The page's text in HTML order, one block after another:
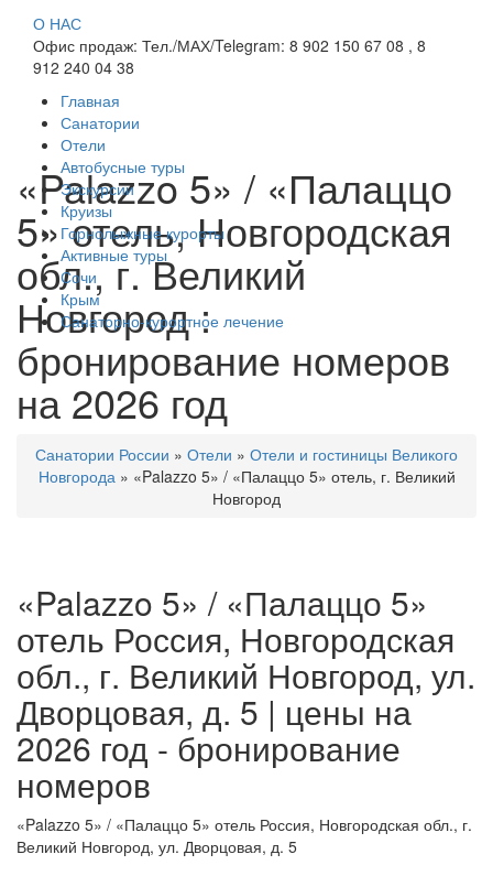
О НАС
Офис продаж: Тел./МАХ/Telegram: 8 902 150 67 08 , 8
912 240 04 38
Главная
Санатории
Отели
Автобусные туры
Экскурсии
Круизы
Горнолыжные курорты
Активные туры
Сочи
Крым
Санаторно-курортное лечение
«Palazzo 5» / «Палаццо
5» отель, Новгородская
обл., г. Великий
Новгород :
бронирование номеров
на 2026 год
Санатории России » Отели » Отели и гостиницы Великого
Новгорода» «Palazzo 5» / «Палаццо 5» отель, г. Великий
Новгород
«Palazzo 5» / «Палаццо 5»
отель Россия, Новгородская
обл., г. Великий Новгород, ул.
Дворцовая, д. 5 | цены на
2026 год - бронирование
номеров
«Palazzo 5» / «Палаццо 5» отель Россия, Новгородская обл., г.
Великий Новгород, ул. Дворцовая, д. 5